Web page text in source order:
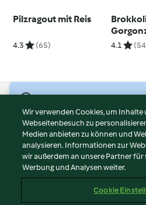
Pilzragout mit Reis
4.3 (65) 4.1
Nutzungsbedingungen
Datenschutzrichtlinien
Disclaimer
Impressum
Inhalt melden
Wir verwenden Cookies, um Inhalte
Webseitenbesuch zu
Medien anbieten zu können und
analysieren. Informationen zur
wir außerdem an unsere Partner für
Werbung und Analysen weiter.
Cookie